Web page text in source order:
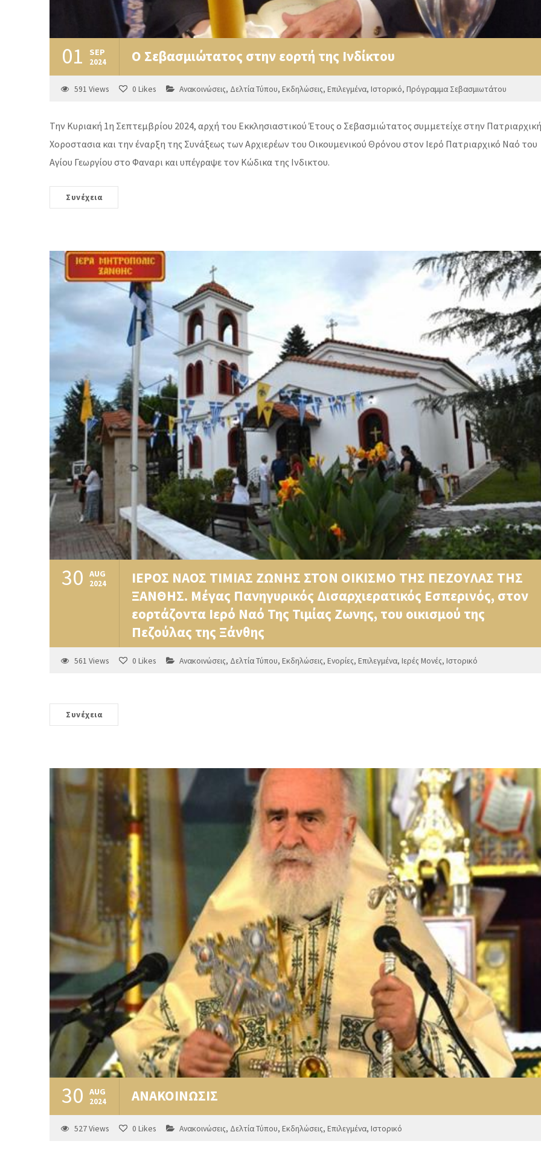
01 SEP
2024 Ο Σεβασμιώτατος στην εορτή της Ινδίκτου
591 Views 0 Likes Ανακοινώσεις, Δελτία Τύπου, Εκδηλώσεις, Επιλεγμένα, Ιστορικό, Πρόγραμμα Σεβασμιωτάτου
Την Κυριακή 1η Σεπτεμβρίου 2024, αρχή του Εκκλησιαστικού Έτους ο Σεβασμιώτατος συμμετείχε στην Πατριαρχική
Χοροστασια και την έναρξη της Συνάξεως των Αρχιερέων του Οικουμενικού Θρόνου στον Ιερό Πατριαρχικό Ναό του
Αγίου Γεωργίου στο Φαναρι και υπέγραψε τον Κώδικα της Ινδικτου.
Συνέχεια
30 AUG
2024
ΙΕΡΟΣ ΝΑΟΣ ΤΙΜΙΑΣ ΖΩΝΗΣ ΣΤΟΝ ΟΙΚΙΣΜΟ ΤΗΣ ΠΕΖΟΥΛΑΣ ΤΗΣ
ΞΑΝΘΗΣ. Μέγας Πανηγυρικός Δισαρχιερατικός Εσπερινός, στον
εορτάζοντα Ιερό Ναό Της Τιμίας Ζωνης, του οικισμού της
Πεζούλας της Ξάνθης
561 Views 0 Likes Ανακοινώσεις, Δελτία Τύπου, Εκδηλώσεις, Ενορίες, Επιλεγμένα, Ιερές Μονές, Ιστορικό
Συνέχεια
30 AUG
2024 ΑΝΑΚΟΙΝΩΣΙΣ
527Views 0 Likes Ανακοινώσεις, Δελτία Τύπου, Εκδηλώσεις, Επιλεγμένα, Ιστορικό